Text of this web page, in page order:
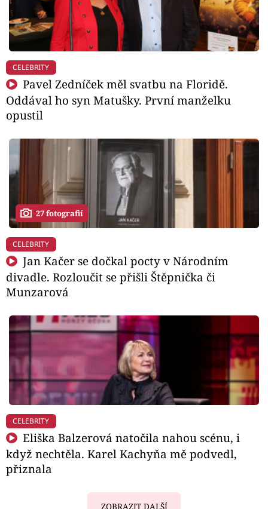
CELEBRITY
Pavel Zedníček měl svatbu na Floridě.
Oddával ho syn Matušky. První manželku
opustil
27 fotografií
CELEBRITY
Jan Kačer se dočkal pocty v Národním
divadle. Rozloučit se přišli Štěpnička či
Munzarová
CELEBRITY
Eliška Balzerová natočila nahou scénu, i
když nechtěla. Karel Kachyňa mě podvedl,
přiznala
ZOBRAZIT DALŠÍ